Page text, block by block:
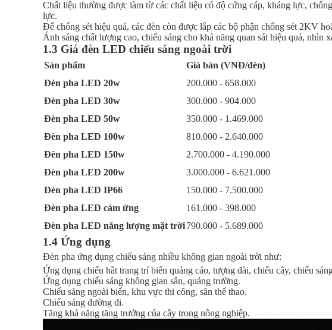
Chất liệu thường được làm từ các chất liệu có độ cứng cáp, kháng lực,
lực.
Để chống sét hiệu quá, các đèn còn được lắp các bộ phận chống sét 2KV
Ánh sáng chất lượng cao, chiếu sáng cho khả năng quan sát hiệu quả, nhìn
1.3 Giá đèn LED chiếu sáng ngoài trời
Sản phẩm
Giá bán (VNĐ/đèn)
Đèn pha LED 20w
200.000 - 658.000
Đèn pha LED 30w
300.000 - 904.000
Đèn pha LED 50w
350.000 - 1.469.000
Đèn pha LED 100w
810.000 - 2.640.000
Đèn pha LED 150w
2.700.000 - 4.190.000
Đèn pha LED 200w
3.000.000 - 6.621.000
Đèn pha LED IP66
150.000 - 7.500.000
Đèn pha LED cảm ứng
161.000 - 398.000
Đèn pha LED năng lượng mặt trời790.000 - 5.689.000
1.4 Ứng dụng
Đèn pha ứng dụng chiếu sáng nhiều không gian ngoài trời như:
Ứng dụng chiếu hắt trang trí biển quảng cáo, tượng đài, chiếu cây, chiếu
Ứng dụng chiếu sáng không gian sân, quảng trường.
Chiếu sáng ngoài biển, khu vực thi công, sân thể thao.
Chiếu sáng đường đi.
Tăng khả năng tăng trưởng của cây trong nông nghiệp.